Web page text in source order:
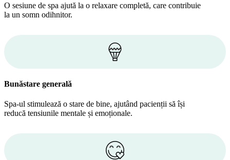
O sesiune de spa ajută la o relaxare completă, care contribuie
la un somn odihnitor.
Bunăstare generală
Spa-ul stimulează o stare de bine, ajutând pacienții să își
reducă tensiunile mentale și emoționale.